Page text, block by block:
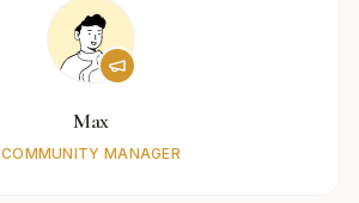
Max
COMMUNITY MANAGER